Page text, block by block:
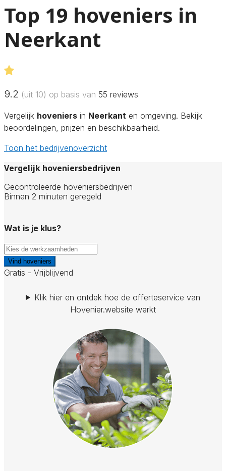
Top 19 hoveniers in
Neerkant
9.2 (uit 10) op basis van 55 reviews
Vergelijk hoveniers in Neerkant en omgeving. Bekijk
beoordelingen, prijzen en beschikbaarheid.
Toon het bedrijvenoverzicht
Vergelijk hoveniersbedrijven
Gecontroleerde hoveniersbedrijven
Binnen 2 minuten geregeld
Wat is je klus?
Vind hoveniers
Gratis - Vrijblijvend
Klik hier en ontdek hoe de offerteservice van
Hovenier.website werkt